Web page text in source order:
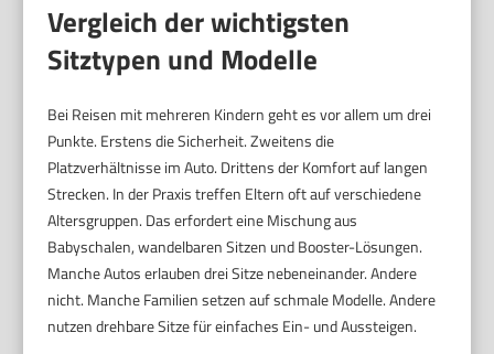
Vergleich der wichtigsten
Sitztypen und Modelle
Bei Reisen mit mehreren Kindern geht es vor allem um drei
Punkte. Erstens die Sicherheit. Zweitens die
Platzverhältnisse im Auto. Drittens der Komfort auf langen
Strecken. In der Praxis treffen Eltern oft auf verschiedene
Altersgruppen. Das erfordert eine Mischung aus
Babyschalen, wandelbaren Sitzen und Booster-Lösungen.
Manche Autos erlauben drei Sitze nebeneinander. Andere
nicht. Manche Familien setzen auf schmale Modelle. Andere
nutzen drehbare Sitze für einfaches Ein- und Aussteigen.